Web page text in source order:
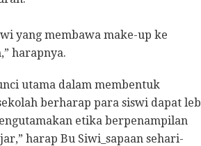
yang membawa make-up ke
harapnya.
utama dalam membentuk
berharap para siswi dapat
etika berpenampilan
harap Bu Siwi_sapaan sehari-